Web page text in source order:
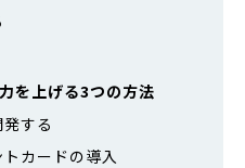
を上げる3つの方法
する
カードの導入